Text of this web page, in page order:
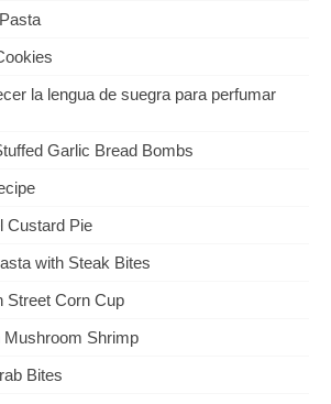
la lengua de suegra para perfumar
Garlic Bread Bombs
Custard Pie
with Steak Bites
Street Corn Cup
Shrimp
Bites